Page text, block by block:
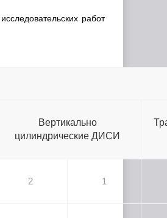
работ
Вертикально
цилиндрические ДИСИ
2 1